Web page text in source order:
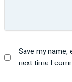
Save my name,
next time I